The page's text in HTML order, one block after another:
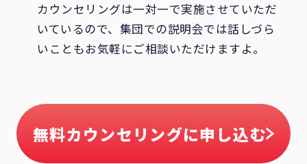
カウンセリングは一対一で実施させていただ
いているので、集団での説明会では話しづら
いこともお気軽にご相談いただけますよ。
無料カウンセリングに申し込む